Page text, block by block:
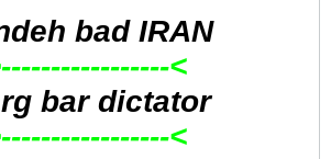
bad IRAN
<
bar dictator
<